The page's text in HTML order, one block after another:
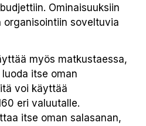
Ominaisuuksiin
organisointiin soveltuvia
myös matkustaessa,
itse oman
voi käyttää
eri valuutalle.
itse oman salasanan,